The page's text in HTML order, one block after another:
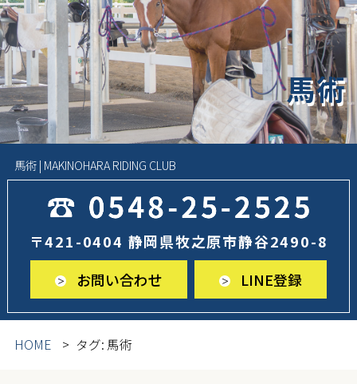
馬術
馬術 | MAKINOHARA RIDING CLUB
〒421-0404 静岡県牧之原市静谷2490-8
お問い合わせ
LINE登録
HOME タグ: 馬術